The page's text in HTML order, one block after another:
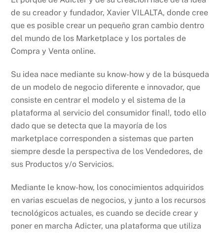
de su creador y fundador, Xavier VILALTA, donde cree
que es posible crear un pequeño gran cambio dentro
del mundo de los Marketplace y los portales de
Compra y Venta online.
Su idea nace mediante su know-how y de la búsqueda
de un modelo de negocio diferente e innovador, que
consiste en centrar el modelo y el sistema de la
plataforma al servicio del consumidor final!, todo ello
dado que se detecta que la mayoría de los
marketplace corresponden a sistemas que parten
siempre desde la perspectiva de los Vendedores, de
sus Productos y/o Servicios.
Mediante le know-how, los conocimientos adquiridos
en varias escuelas de negocios, y junto a los recursos
tecnológicos actuales, es cuando se decide crear y
poner en marcha Adicter, una plataforma que utiliza